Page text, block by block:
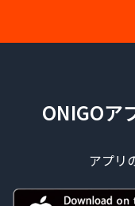
ONIGOア
アプリ